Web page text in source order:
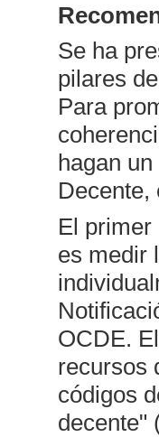
Se ha
pilares
Para
hagan
Decente,
El primer
es medir
OCDE.
recursos
códigos
decente"